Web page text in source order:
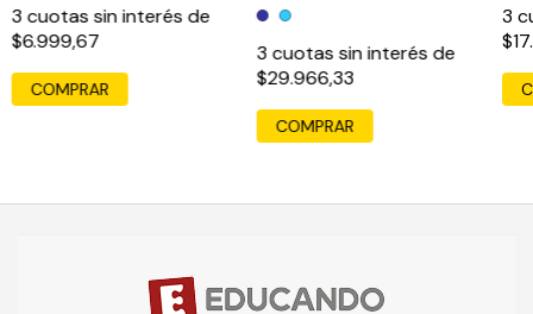
3 cuotas sin interés de
$6.999,67
3 cuotas sin interés de
$29.966,33
COMPRAR
3